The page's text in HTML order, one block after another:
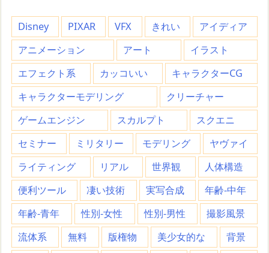
Disney PIXAR VFX きれい
アイディア
アニメーション
アート
イラスト
エフェクト系
カッコいい
キャラクターCG
キャラクターモデリング
クリーチャー
ゲームエンジン
スカルプト
スクエニ
セミナー
ミリタリー モデリング
ヤヴァイ
ライティング
リアル 世界観
人体構造
便利ツール
凄い技術 実写合成
年齢-中年
年齢-青年
性別-女性 性別-男性
撮影風景
流体系
無料 版権物 美少女的な
背景